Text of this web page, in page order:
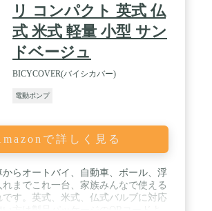
の同封を控えさせていただいておりま
式サイトの各商品ページから閲覧また
ドが可能です。 / 【商品詳細】 ■サイ
、横幅64mm、厚み44mm、重さ：
温度：-10～45度、 ■連続稼働時間：10
ーカー保証】 ■メーカー保証期間：１
と同日が期限） カエディアではお客様
る様、販売後もサポートさせて頂きま
ますので、専門知識に対しても的確
頂きます。 万一、製品不良に起因する
される場合は、弊社のメーカー保証規
議させて頂き、メーカー保証による無
交換を行わせて頂きます。業務用に使
、メーカー保証期間を半分の期間とさ
（例：メーカー保証期間が1年の場
リ コンパクト 英式 仏
式 米式 軽量 小型 サン
ドベージュ
BICYCOVER(バイシカバー)
電動ポンプ
で詳しく見る
らオートバイ、自動車、ボール、浮
れまでこれ一台、家族みんなで使える
です。英式、米式、仏式バルブに対応